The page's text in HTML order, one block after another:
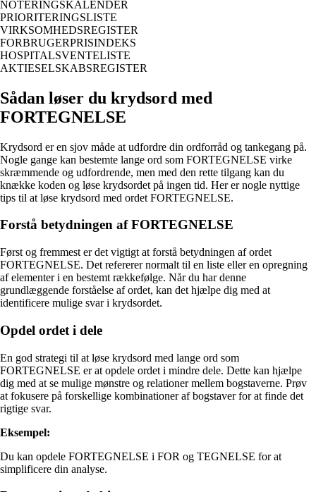
NOTERINGSKALENDER
PRIORITERINGSLISTE
VIRKSOMHEDSREGISTER
FORBRUGERPRISINDEKS
HOSPITALSVENTELISTE
AKTIESELSKABSREGISTER
Sådan løser du krydsord med
FORTEGNELSE
Krydsord er en sjov måde at udfordre din ordforråd og tankegang på.
Nogle gange kan bestemte lange ord som FORTEGNELSE virke
skræmmende og udfordrende, men med den rette tilgang kan du
knække koden og løse krydsordet på ingen tid. Her er nogle nyttige
tips til at løse krydsord med ordet FORTEGNELSE.
Forstå betydningen af FORTEGNELSE
Først og fremmest er det vigtigt at forstå betydningen af ordet
FORTEGNELSE. Det refererer normalt til en liste eller en opregning
af elementer i en bestemt rækkefølge. Når du har denne
grundlæggende forståelse af ordet, kan det hjælpe dig med at
identificere mulige svar i krydsordet.
Opdel ordet i dele
En god strategi til at løse krydsord med lange ord som
FORTEGNELSE er at opdele ordet i mindre dele. Dette kan hjælpe
dig med at se mulige mønstre og relationer mellem bogstaverne. Prøv
at fokusere på forskellige kombinationer af bogstaver for at finde det
rigtige svar.
Eksempel:
Du kan opdele FORTEGNELSE i FOR og TEGNELSE for at
simplificere din analyse.